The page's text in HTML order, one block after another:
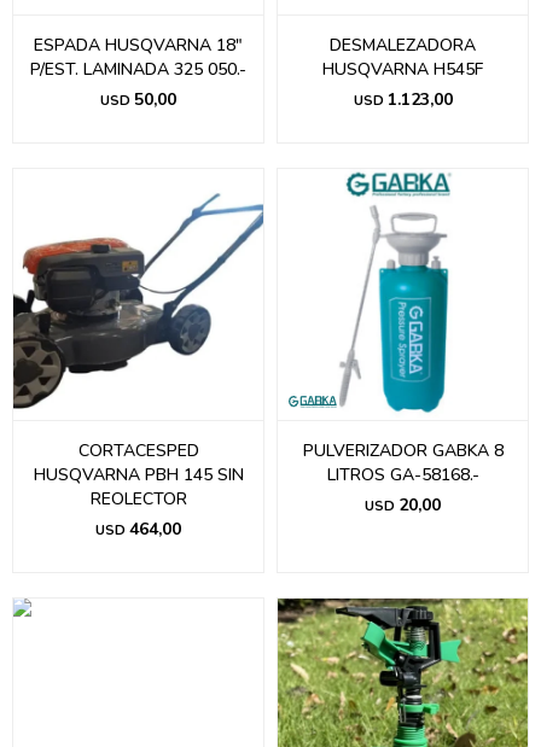
ESPADA HUSQVARNA 18"
P/EST. LAMINADA 325 050.-
USD 50,00
DESMALEZADORA
HUSQVARNA H545F
USD 1.123,00
CORTACESPED
HUSQVARNA PBH 145 SIN
REOLECTOR
USD 464,00
PULVERIZADOR GABKA 8
LITROS GA-58168.-
USD 20,00